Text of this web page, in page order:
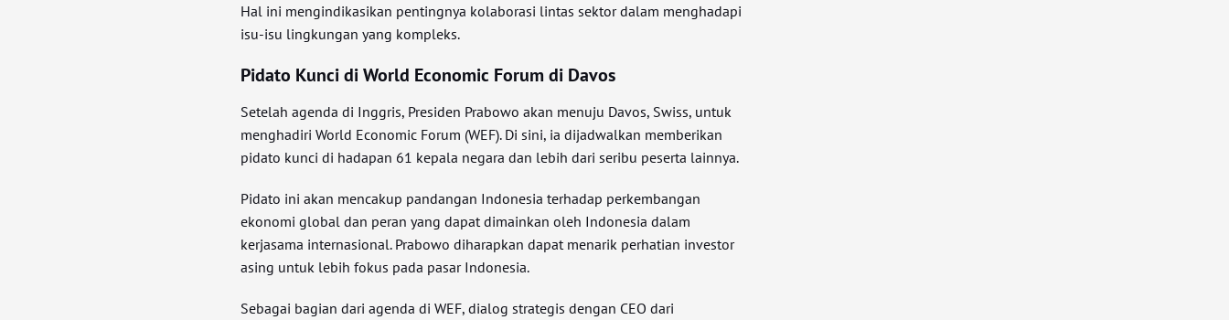
Hal ini mengindikasikan pentingnya kolaborasi lintas sektor dalam menghadapi
isu-isu lingkungan yang kompleks.
Pidato Kunci di World Economic Forum di Davos
Setelah agenda di Inggris, Presiden Prabowo akan menuju Davos, Swiss, untuk
menghadiri World Economic Forum (WEF). Di sini, ia dijadwalkan memberikan
pidato kunci di hadapan 61 kepala negara dan lebih dari seribu peserta lainnya.
Pidato ini akan mencakup pandangan Indonesia terhadap perkembangan
ekonomi global dan peran yang dapat dimainkan oleh Indonesia dalam
kerjasama internasional. Prabowo diharapkan dapat menarik perhatian investor
asing untuk lebih fokus pada pasar Indonesia.
Sebagai bagian dari agenda di WEF, dialog strategis dengan CEO dari